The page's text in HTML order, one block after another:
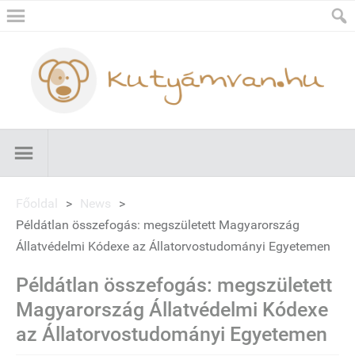
Főoldal > News
>
Példátlan összefogás: megszületett Magyarország
Állatvédelmi Kódexe az Állatorvostudományi Egyetemen
Példátlan összefogás: megszületett
Magyarország Állatvédelmi Kódexe
az Állatorvostudományi Egyetemen